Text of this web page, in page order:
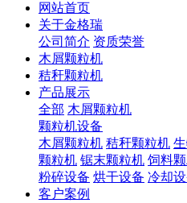
网站首页
关于金格瑞
公司简介 资质荣誉
木屑颗粒机
秸秆颗粒机
产品展示
全部 木屑颗粒机
颗粒机设备
木屑颗粒机 秸秆颗粒机
颗粒机 锯末颗粒机 饲料
粉碎设备 烘干设备 冷却
客户案例